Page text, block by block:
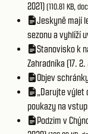
2021)(110.81 KB,
Jeskyně mají
sezonu a vyhlíží
Stanovisko k
Zahradníka (17. 2.
Objev
„Darujte výlet
poukazy na
Podzim v